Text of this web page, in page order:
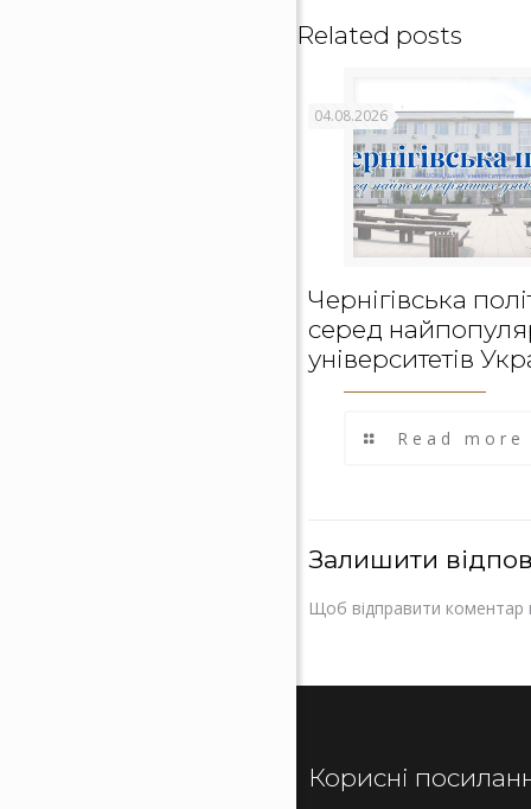
Related posts
04.08.2026
Чернігівська
серед
університетів
Read more
Залишити
Щоб відправити коментар
Корисні